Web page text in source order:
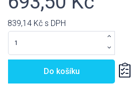
839,14 Kč s DPH
Do košíku